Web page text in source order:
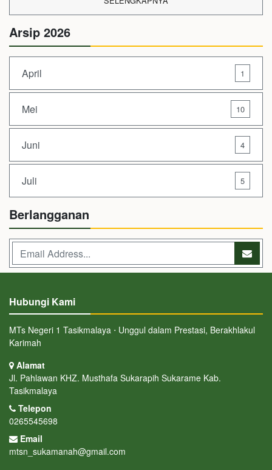
Arsip 2026
April 1
Mei 10
Juni 4
Juli 5
Berlangganan
Hubungi Kami
MTs Negeri 1 Tasikmalaya ⋅ Unggul dalam Prestasi, Berakhlakul
Karimah
Alamat
Jl. Pahlawan KHZ. Musthafa Sukarapih Sukarame Kab.
Tasikmalaya
Telepon
0265545698
Email
mtsn_sukamanah@gmail.com